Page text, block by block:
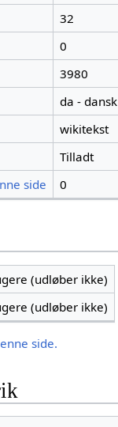
32
0
3980
da - dansk
wikitekst
Tilladt
side
0
(udløber ikke)
(udløber ikke)
side.